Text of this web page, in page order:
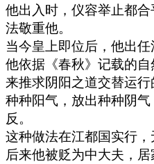
他出入时，仪容举止都
法敬重他。
当今皇上即位后，他出任
他依据《春秋》记载的
来推求阴阳之道交替运
种种阳气，放出种种阴
反。
这种做法在江都国实行，
后来他被贬为中大夫，居